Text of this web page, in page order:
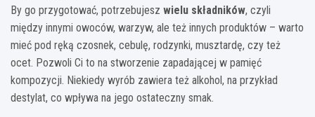
By go przygotować, potrzebujesz wielu składników, czyli
między innymi owoców, warzyw, ale też innych produktów – warto
mieć pod ręką czosnek, cebulę, rodzynki, musztardę, czy też
ocet. Pozwoli Ci to na stworzenie zapadającej w pamięć
kompozycji. Niekiedy wyrób zawiera też alkohol, na przykład
destylat, co wpływa na jego ostateczny smak.